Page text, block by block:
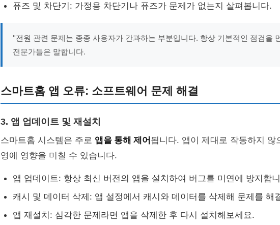
퓨즈 및 차단기: 가정용 차단기나 퓨즈가 문제가 없는지 살펴봅니다.
"전원 관련 문제는 종종 사용자가 간과하는 부분입니다. 항상 기본적인 점검을
전문가들은 말합니다.
스마트홈 앱 오류: 소프트웨어 문제 해결
3. 앱 업데이트 및 재설치
스마트홈 시스템은 주로 앱을 통해 제어 됩니다. 앱이 제대로 작동하지 않
영에 영향을 미칠 수 있습니다.
앱 업데이트: 항상 최신 버전의 앱을 설치하여 버그를 미연에 방지합
캐시 및 데이터 삭제: 앱 설정에서 캐시와 데이터를 삭제해 문제를 해
앱 재설치: 심각한 문제라면 앱을 삭제한 후 다시 설치해보세요.